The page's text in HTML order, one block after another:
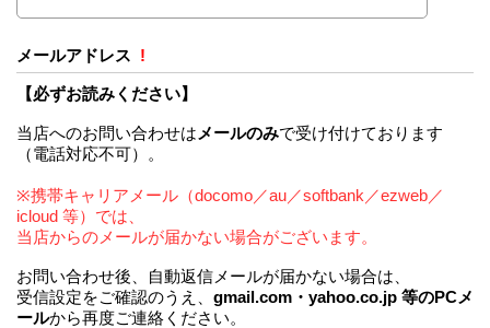
メールアドレス !
【必ずお読みください】
当店へのお問い合わせは メールのみで受け付けております
（電話対応不可）。
※携帯キャリアメール（docomo／au／softbank／ezweb／
icloud 等）では、
当店からのメールが届かない場合がございます。
お問い合わせ後、自動返信メールが届かない場合は、
受信設定をご確認のうえ、 gmail.com・yahoo.co.jp 等のPCメ
ールから再度ご連絡ください。